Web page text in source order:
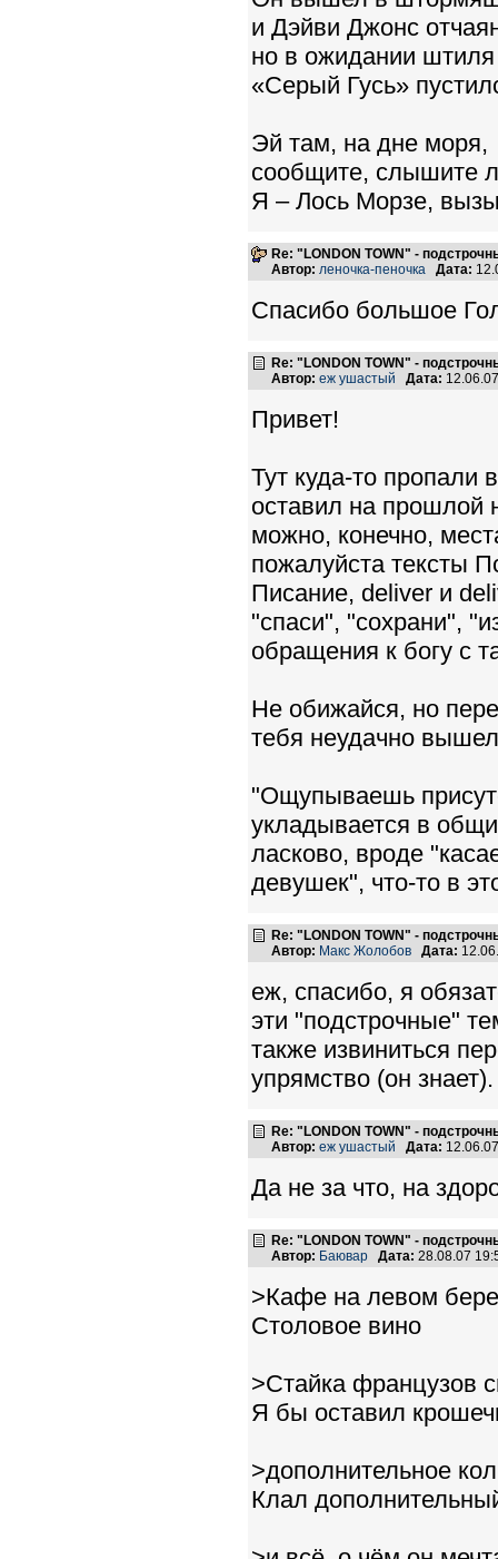
и Дэйви Джонс
но в ожидании штиля
«Серый Гусь»
Эй там, на дне моря,
сообщите, слышите
Я – Лось Морзе,
Re: "LONDON TOWN" -
Автор: леночка-пеночка Дата:
Спасибо большое
Re: "LONDON TOWN" -
Автор: еж ушастый Дата:
Привет!
Тут куда-то пропали
оставил на прошлой
можно, конечно,
пожалуйста тексты
Писание, deliver и
"спаси", "сохрани",
обращения к богу с
Не обижайся, но
тебя неудачно
"Ощупываешь
укладывается в
ласково, вроде
девушек", что-то в
Re: "LONDON TOWN" -
Автор: Макс Жолобов Дата:
еж, спасибо, я
эти "подстрочные"
также извиниться
упрямство (он знает).
Re: "LONDON TOWN" -
Автор: еж ушастый Дата:
Да не за что, на
Re: "LONDON TOWN" -
Автор: Баювар Дата: 28.08.07
>Кафе на левом
Столовое вино
>Стайка французов
Я бы оставил
>дополнительное
Клал